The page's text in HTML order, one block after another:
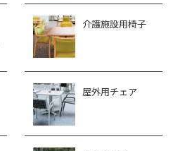
介護施設用椅子
屋外用チェア